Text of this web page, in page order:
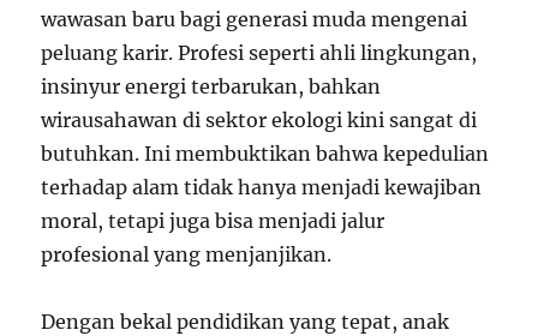
wawasan baru bagi generasi muda mengenai
peluang karir. Profesi seperti ahli lingkungan,
insinyur energi terbarukan, bahkan
wirausahawan di sektor ekologi kini sangat di
butuhkan. Ini membuktikan bahwa kepedulian
terhadap alam tidak hanya menjadi kewajiban
moral, tetapi juga bisa menjadi jalur
profesional yang menjanjikan.
Dengan bekal pendidikan yang tepat, anak